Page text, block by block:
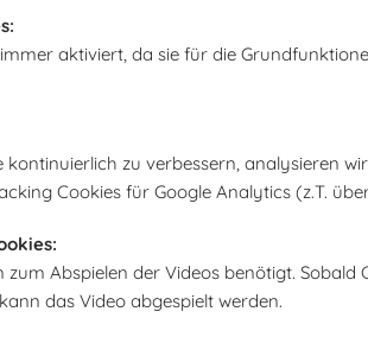
aktiviert, da sie für die
kontinuierlich zu verbessern, analysieren
Cookies für Google Analytics (z.T.
zum Abspielen der Videos benötigt. Sobald
das Video abgespielt werden.